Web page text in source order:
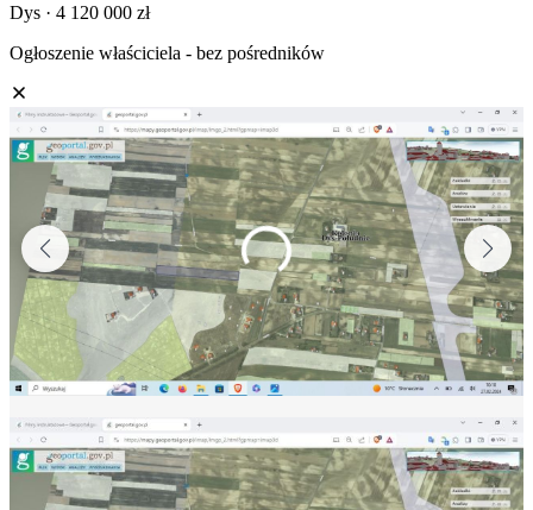
Dys · 4 120 000 zł
Ogłoszenie właściciela - bez pośredników